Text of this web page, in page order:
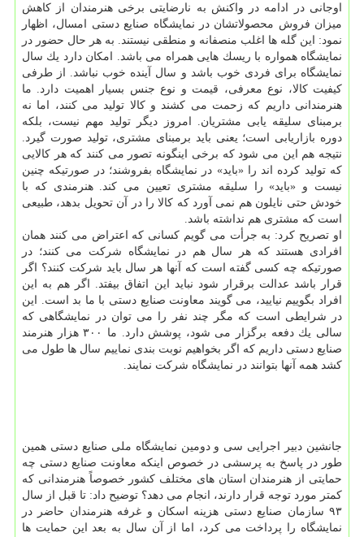
اوجانی در ادامه در واكنش به نارضایتی برخی هنرمندان از كاهش
میزان فروش محصولاتشان در نمایشگاه صنایع دستی امسال، اظهار
نمود: این گله ها اغلب منصفانه و منطقی نیستند. به هر حال حضور در
نمایشگاه همواره با ریسك هایی همراه می باشد. امكان دارد یك سال
نمایشگاه برای فردی خوب باشد و سال آینده خوب نباشد. از طرفی
كیفیت كالا، نوع معرفی، قیمت و نوع جنس بسیار اهمیت دارد. ما
هنرمندانی داریم كه زحمت می كشند و كالا تولید می كنند، اما نه
برمبنای سلیقه یابی مشتریان. امروز دیگر تولید مهم نیست، بلكه
دوره بازاریابی است؛ یعنی باید برمبنای مشتری، تولید صورت گیرد.
نتیجه هم این می شود كه برخی اینگونه تصور می كنند كه هر كالایی
كه تولید كرده اند را «باید» در نمایشگاه بفروشند؛ در صورتیكه چنین
نیست و «باید» را سلیقه مشتری تعیین می كند. هنرمندی كه با
خودش حتی نایلون هم نمی آورد كه كالا را در آن تحویل بدهد، طبیعی
است كه مشتری هم نداشته باشد.
او تصریح كرد: به جرأت می گویم كسانی كه اعتراض می كنند همان
افرادی هستند كه هر سال هم در نمایشگاه شركت می كنند؛ در
صورتیكه چه كسی گفته است كه آنها هر سال باید شركت كنند؟ اگر
قرار باشد عدالت برقرار شود نباید این اتفاق بیفتد. اگر هم به این
افراد بگوییم نیایید، می گویند معاونت صنایع دستی با ما بد است. این
در شرایطی است كه مگر چند نفر را می توان در نمایشگاهی كه
سالی یك دفعه برگزار می شود، پوشش دارد. ما ۳۰۰ هزار هنرمند
صنایع دستی داریم كه اگر بخواهیم نوبت بندی نماییم سال ها طول می
كشد همه آنها بتوانند در نمایشگاه شركت نمایند.
جانشین دبیر اجرایی سی و دومین نمایشگاه ملی صنایع دستی همین
طور در پاسخ به پرسشی در خصوص اینكه معاونت صنایع دستی چه
حمایتی از هنرمندان استان های مختلف كشور خصوصاً هنرمندانی كه
كمتر مورد توجه قرار دارند، انجام می دهد؟ توضیح داد: تا قبل از سال
۹۳ سازمان صنایع دستی هزینه اسكان و غرفه هنرمندان حاضر در
نمایشگاه را پرداخت می كرد، اما از آن سال به بعد این حمایت ها